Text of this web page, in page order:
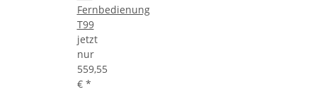
Fernbedienung
T99
jetzt
nur
559,55
€ *